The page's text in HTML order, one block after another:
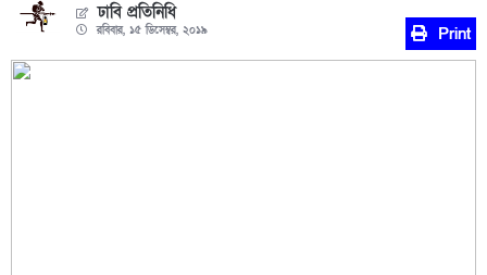
ঢাবি প্রতিনিধি
রবিবার, ১৫ ডিসেম্বর, ২০১৯ Print